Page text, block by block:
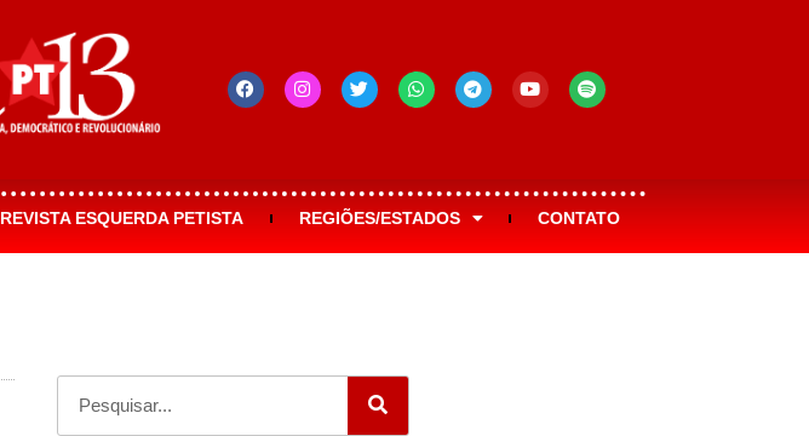
REVISTA ESQUERDA PETISTA REGIÕES/ESTADOS CONTATO